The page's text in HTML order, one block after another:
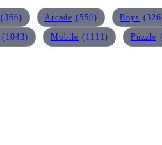
(366) Arcade (550) Boys
(1043) Mobile (1111) Puzzle